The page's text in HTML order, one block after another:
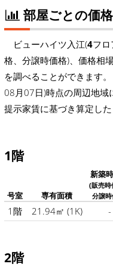
部屋ごとの価
ビューハイツ入江(4フロ
格、分譲時価格)、価格相
を調べることができます
08月07日)時点の周辺地域
提示家賃に基づき算定した
1階
号室 専有面積
新築
(販売時
分譲
1階 21.94㎡ (1K) -
2階